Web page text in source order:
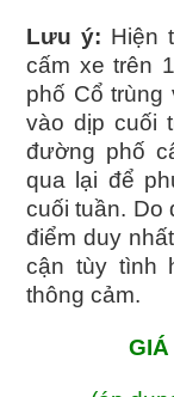
Lưu ý: Hiện
cấm xe trên
phố Cổ trùng
vào dịp cuối
đường phố
qua lại để
cuối tuần. Do
điểm duy
cận tùy tình
thông cảm.
GIÁ